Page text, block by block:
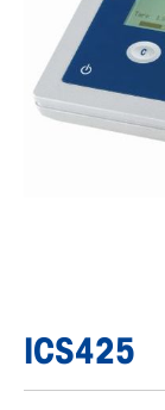
ICS425